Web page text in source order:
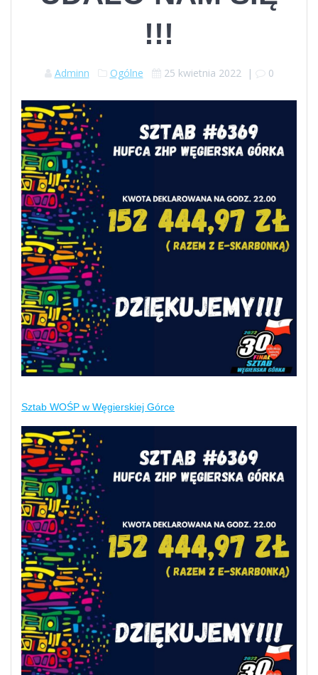
!!!
Adminn Ogólne 25 kwietnia 2022| 0
Sztab WOŚP w Węgierskiej Górce